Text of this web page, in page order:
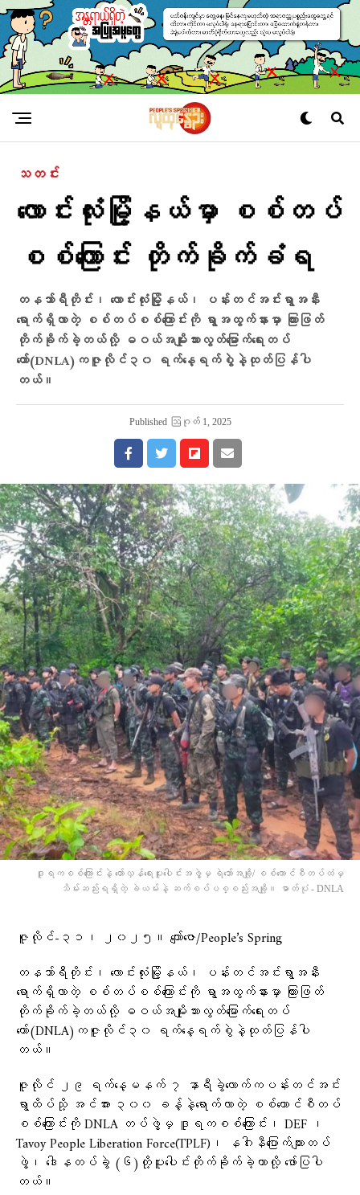
သတင်း
လောင်းလုံးမြို့နယ်မှာ စစ်တပ်
စစ်ကြောင်း တိုက်ခိုက်ခံရ
တနသ်ာရီတိုင်း၊ လောင်းလုံးမြို့နယ်၊ ပန်းတင်အင်းရွာအနီး
ရောက်ရှိလာတဲ့ စစ်တပ်စစ်ကြောင်းကို ရွာအထွက်နားမှာ ကြားဖြတ်
တိုက်ခိုက်ခဲ့တယ်လို့ ဓဝယ်အမျိုးသားလွတ်မြောက်ရေးတပ်
တော်(DNLA)ကဇူလိုင်၃၀ ရက်နေ့ရက်စွဲနဲ့ထုတ်ပြန်ပါ
တယ်။
Published ဩဂုတ် 1, 2025
ဒူရကစစ်ကြောင်းနဲ့ တော်လှန်ရေးပူးပေါင်းအဖွဲ့မှ ရဲဘော်အချို့/ စစ်ကောင်စီတပ်ထံမှ
သိမ်းဆည်းရရှိတဲ့ ခဲယမ်းနဲ့ ဆက်စပ်ပစ္စည်းအချို့။ ဓာတ်ပုံ - DNLA
ဇူလိုင်-၃၁၊ ၂၀၂၅။ ကျော်ဇော/People’s Spring
တနသ်ာရီတိုင်း၊ လောင်းလုံးမြို့နယ်၊ ပန်းတင်အင်းရွာအနီး
ရောက်ရှိလာတဲ့ စစ်တပ်စစ်ကြောင်းကို ရွာအထွက်နားမှာ ကြားဖြတ်
တိုက်ခိုက်ခဲ့တယ်လို့ ဓဝယ်အမျိုးသားလွတ်မြောက်ရေးတပ်
တော်(DNLA)ကဇူလိုင်၃၀ ရက်နေ့ရက်စွဲနဲ့ထုတ်ပြန်ပါ
တယ်။
ဇူလိုင် ၂၉ ရက်နေ့မနက် ၇ နာရီခွဲလောက်ကပန်းတင်အင်း
ရွာထိပ်သို့ အင်အား ၃၀၀ ခန့်နဲ့ရောက်လာတဲ့ စစ်ကောင်စီတပ်
စစ်ကြောင်းကို DNLA တပ်ဖွဲ့မှ ဒူရကစစ်ကြောင်း၊ DEF ၊
Tavoy People Liberation Force(TPLF)၊ နဂါးနီပြောက်ကျားတပ်
ဖွဲ့၊ ဒေါနတပ်ခွဲ (၆)တို့ပူးပေါင်းတိုက်ခိုက်ခဲ့တာလို့ ဖော်ပြပါ
တယ်။